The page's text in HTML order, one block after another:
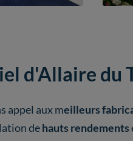
d'Allaire du
appel aux meilleurs
dehauts rendements